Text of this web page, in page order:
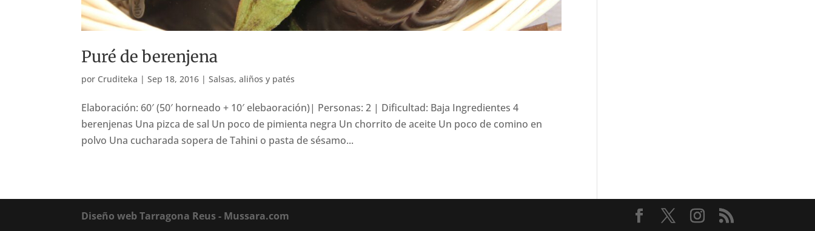
Puré de berenjena
por Cruditeka |Sep 18, 2016 |Salsas, aliños y patés
Elaboración: 60′ (50′ horneado + 10′ elebaoración)| Personas: 2 | Dificultad: Baja Ingredientes 4
berenjenas Una pizca de sal Un poco de pimienta negra Un chorrito de aceite Un poco de comino en
polvo Una cucharada sopera de Tahini o pasta de sésamo...
Diseño web Tarragona Reus - Mussara.com